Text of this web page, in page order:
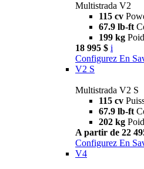
Multistrada V2
115 cv
67.9 lb-ft
199 kg
18 995 $ i
Configurez En
V2 S
Multistrada V2 S
115 cv
67.9 lb-ft
202 kg
A partir de 22
Configurez En
V4